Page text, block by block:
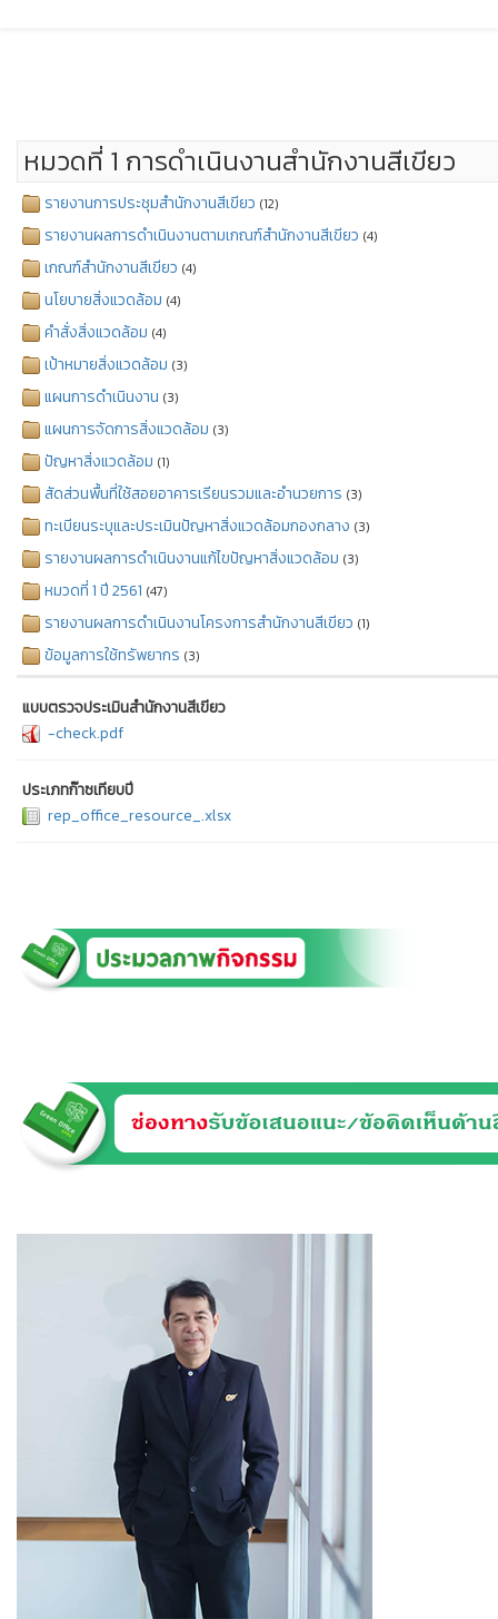
หมวดที่ 1 การดำเนินงานสำนักงานสีเขียว
รายงานการประชุมสำนักงานสีเขียว (12)
รายงานผลการดำเนินงานตามเกณฑ์สำนักงานสีเขียว (4)
เกณฑ์สำนักงานสีเขียว (4)
นโยบายสิ่งแวดล้อม (4)
คำสั่งสิ่งแวดล้อม (4)
เป้าหมายสิ่งแวดล้อม (3)
แผนการดำเนินงาน (3)
แผนการจัดการสิ่งแวดล้อม (3)
ปัญหาสิ่งแวดล้อม (1)
สัดส่วนพื้นที่ใช้สอยอาคารเรียนรวมและอำนวยการ (3)
ทะเบียนระบุและประเมินปัญหาสิ่งแวดล้อมกองกลาง (3)
รายงานผลการดำเนินงานแก้ไขปัญหาสิ่งแวดล้อม (3)
หมวดที่ 1 ปี 2561 (47)
รายงานผลการดำเนินงานโครงการสำนักงานสีเขียว (1)
ข้อมูลการใช้ทรัพยากร (3)
แบบตรวจประเมินสำนักงานสีเขียว
-check.pdf
ประเภทก๊าซเทียบปี
rep_office_resource_.xlsx